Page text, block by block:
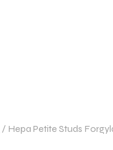
/ Hepa Petite Studs